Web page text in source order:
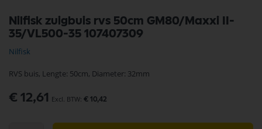
Nilfisk zuigbuis rvs 50cm GM80/Maxxi II-
35/VL500-35 107407309
Nilfisk
RVS buis, Lengte: 50cm, Diameter: 32mm
€ 12,61 € 10,42
naar
het
van
afbeeldingen-